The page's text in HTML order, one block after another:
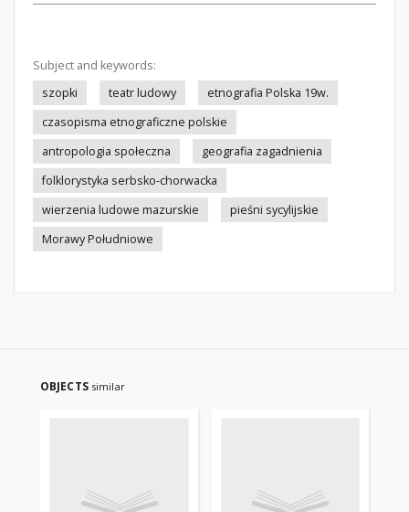
Subject and keywords:
szopki
teatr ludowy
etnografia Polska 19w.
czasopisma etnograficzne polskie
antropologia społeczna
geografia zagadnienia
folklorystyka serbsko-chorwacka
wierzenia ludowe mazurskie
pieśni sycylijskie
Morawy Południowe
OBJECTS similar